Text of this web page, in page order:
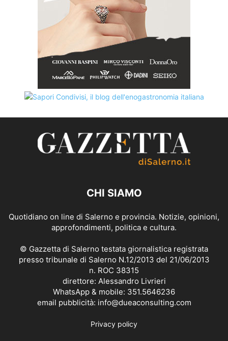
CHI SIAMO
Quotidiano on line di Salerno e provincia. Notizie, opinioni,
approfondimenti, politica e cultura.
© Gazzetta di Salerno testata giornalistica registrata
presso tribunale di Salerno N.12/2013 del 21/06/2013
n. ROC 38315
direttore: Alessandro Livrieri
WhatsApp & mobile: 351.5646236
email pubblicità: info@dueaconsulting.com
Privacy policy